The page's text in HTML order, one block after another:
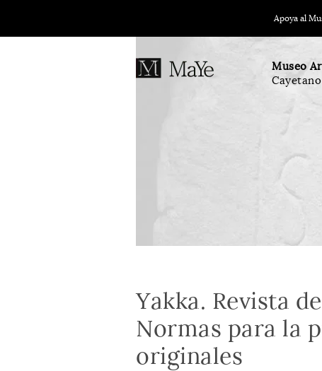
Apoya al
Museo
Yakka. Revista
Normas para la
originales